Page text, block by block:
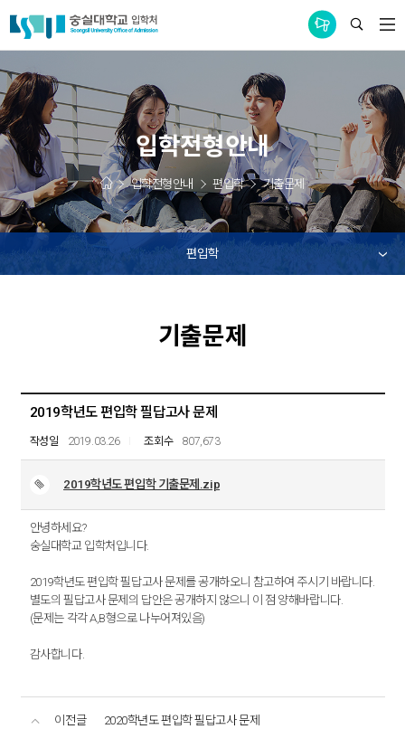
통합공지사항
입학전형안내
입학전형안내 편입학 기출문제
편입학
기출문제
2019학년도 편입학 필답고사 문제
2019.03.26 807,673
2019학년도 편입학 기출문제.zip
안녕하세요?
숭실대학교 입학처입니다.
2019학년도 편입학 필답고사 문제를 공개하오니 참고하여 주시기 바랍니다.
별도의 필답고사 문제의 답안은 공개하지 않으니 이 점 양해바랍니다.
(문제는 각각 A,B형으로 나누어져있음)
감사합니다.
이전글 2020학년도 편입학 필답고사 문제